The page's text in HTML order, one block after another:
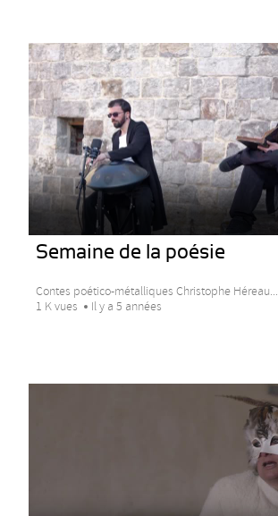
Semaine de la poésie
Contes poético-métalliques Christophe Héreau...
1 K vues
Il y a 5 années